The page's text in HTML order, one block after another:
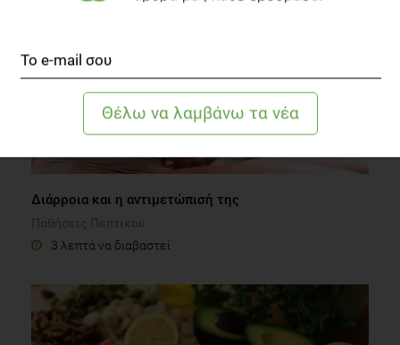
Διάρροια και η αντιμετώπισή της
Παθήσεις Πεπτικού
3 λεπτά να διαβαστεί